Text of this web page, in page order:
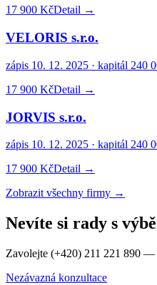
17 900 KčDetail →
VELORIS s.r.o.
zápis 10. 12. 2025 · kapitál 240
17 900 KčDetail →
JORVIS s.r.o.
zápis 10. 12. 2025 · kapitál 240
17 900 KčDetail →
Zobrazit všechny firmy →
Nevíte si rady s
Zavolejte (+420) 211 221 890 —
Nezávazná konzultace